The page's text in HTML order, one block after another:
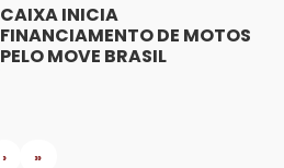
CAIXA INICIA
FINANCIAMENTO DE MOTOS
PELO MOVE BRASIL
› »